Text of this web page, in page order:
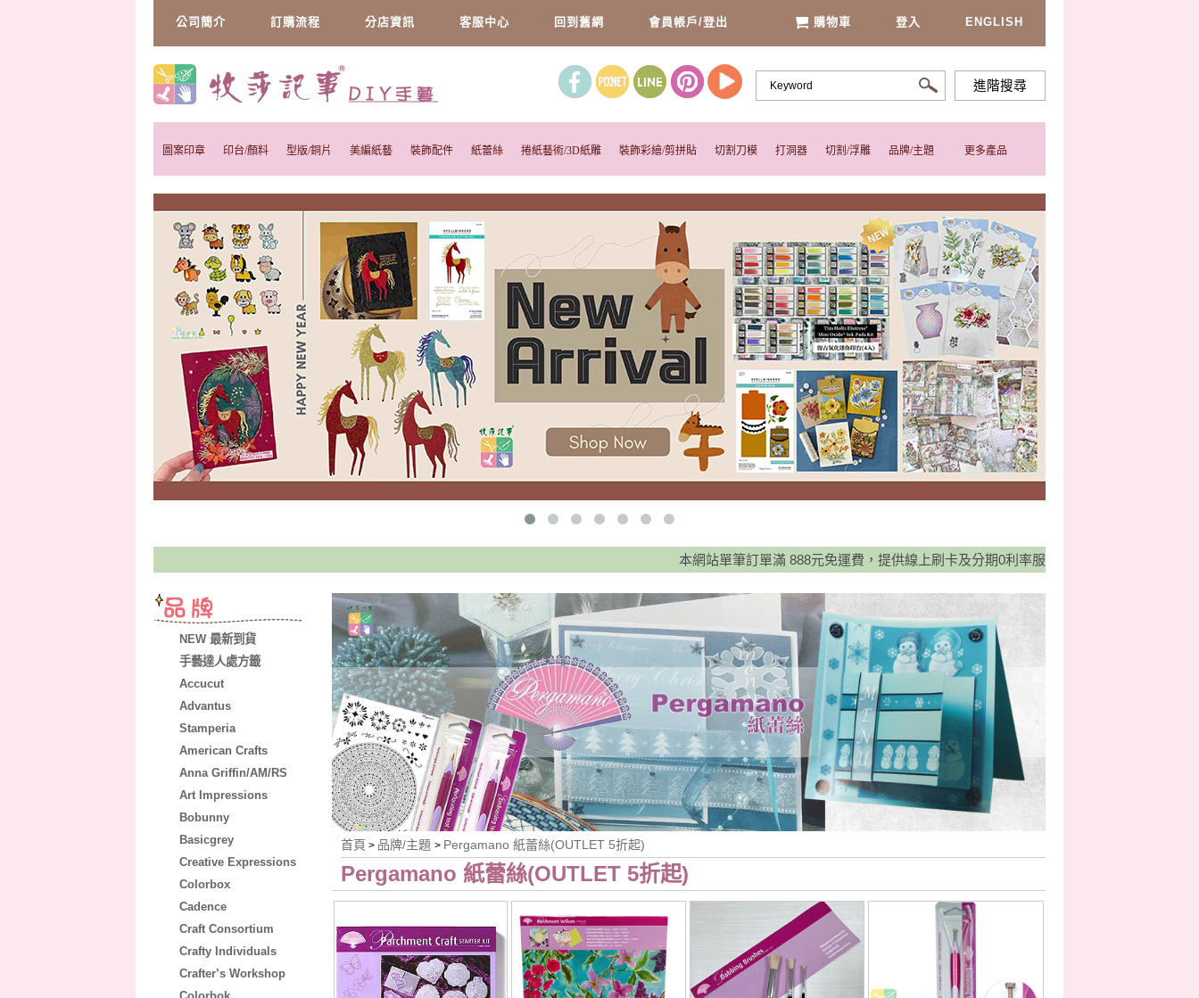
公司簡介 訂購流程 分店資訊 客服中心 回到舊網 會員帳戶/登出 購物車 登入 ENGLISH
進階搜尋
圖案印章 印台/顏料 型版/銅片 美編紙藝 裝飾配件 紙蕾絲 捲紙藝術/3D紙雕 裝飾彩繪/剪拼貼 切割刀模 打洞器 切割/浮雕 品牌/主題 更多產品
本網站單筆訂單滿 888元免運費，提供線上刷卡及分期0利率服務，並有宅配貨到付款方式，歡迎多加
NEW 最新到貨
手藝達人處方籤
Accucut
Advantus
Stamperia
American Crafts
Anna Griffin/AM/RS
Art Impressions
Bobunny
Basicgrey
Creative Expressions
Colorbox
Cadence
Craft Consortium
Crafty Individuals
Crafter’s Workshop
首頁 > 品牌/主題 > Pergamano 紙蕾絲(OUTLET 5折起)
Pergamano 紙蕾絲(OUTLET 5折起)